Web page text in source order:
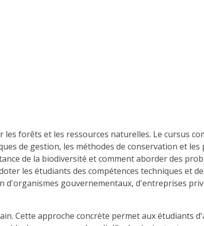
forêts et les ressources naturelles. Le cursus
de gestion, les méthodes de conservation et les
de la biodiversité et comment aborder des
les étudiants des compétences techniques et
d'organismes gouvernementaux, d'entreprises
Cette approche concrète permet aux étudiants